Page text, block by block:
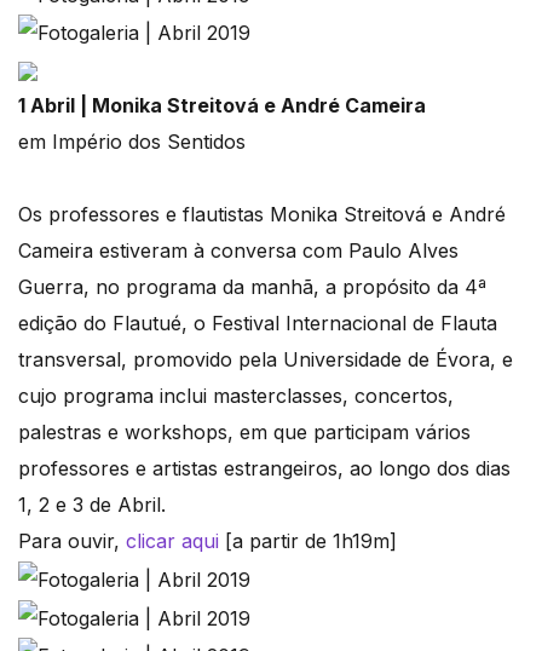
1 Abril | Monika Streitová e André Cameira
em Império dos Sentidos
Os professores e flautistas Monika Streitová e André
Cameira estiveram à conversa com Paulo Alves
Guerra, no programa da manhã, a propósito da 4ª
edição do Flautué, o Festival Internacional de Flauta
transversal, promovido pela Universidade de Évora, e
cujo programa inclui masterclasses, concertos,
palestras e workshops, em que participam vários
professores e artistas estrangeiros, ao longo dos dias
1, 2 e 3 de Abril.
Para ouvir, clicar aqui [a partir de 1h19m]